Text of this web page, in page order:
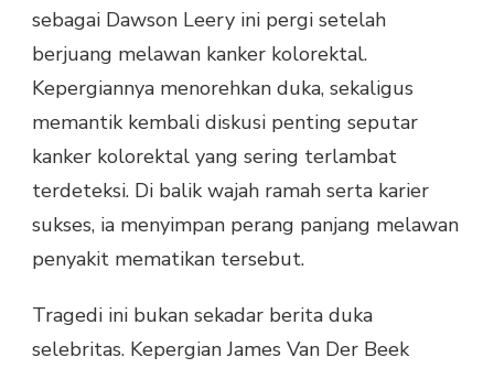
sebagai Dawson Leery ini pergi setelah
berjuang melawan kanker kolorektal.
Kepergiannya menorehkan duka, sekaligus
memantik kembali diskusi penting seputar
kanker kolorektal yang sering terlambat
terdeteksi. Di balik wajah ramah serta karier
sukses, ia menyimpan perang panjang melawan
penyakit mematikan tersebut.
Tragedi ini bukan sekadar berita duka
selebritas. Kepergian James Van Der Beek